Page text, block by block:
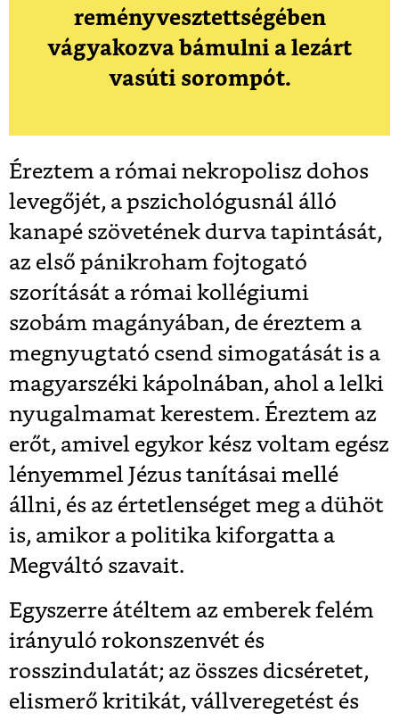
reményvesztettségében
vágyakozva bámulni a lezárt
vasúti sorompót.
Éreztem a római nekropolisz dohos
levegőjét, a pszichológusnál álló
kanapé szövetének durva tapintását,
az első pánikroham fojtogató
szorítását a római kollégiumi
szobám magányában, de éreztem a
megnyugtató csend simogatását is a
magyarszéki kápolnában, ahol a lelki
nyugalmamat kerestem. Éreztem az
erőt, amivel egykor kész voltam egész
lényemmel Jézus tanításai mellé
állni, és az értetlenséget meg a dühöt
is, amikor a politika kiforgatta a
Megváltó szavait.
Egyszerre átéltem az emberek felém
irányuló rokonszenvét és
rosszindulatát; az összes dicséretet,
elismerő kritikát, vállveregetést és